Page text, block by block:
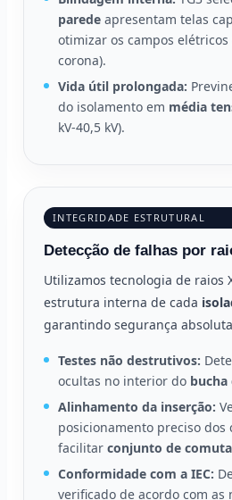
parede apresentam telas
otimizar os campos
corona).
Vida útil prolongada:
do isolamento em média
kV-40,5 kV).
INTEGRIDADE ESTRUTURAL
Detecção de falhas por
Utilizamos tecnologia de raios
estrutura interna de cada
garantindo segurança
Testes não destrutivos:
ocultas no interior do bucha
Alinhamento da inserção:
posicionamento preciso dos
facilitar conjunto de
Conformidade com a IEC:
verificado de acordo com as